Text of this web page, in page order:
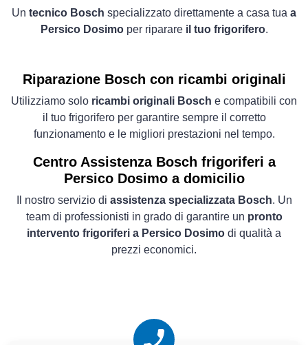
Un tecnico Bosch specializzato direttamente a casa tua a
Persico Dosimoper riparare il tuo frigorifero.
Riparazione Bosch con ricambi originali
Utilizziamo solo ricambi originali Bosch e compatibili con
il tuo frigorifero per garantire sempre il corretto
funzionamento e le migliori prestazioni nel tempo.
Centro Assistenza Bosch frigoriferi a
Persico Dosimo a domicilio
Il nostro servizio di assistenza specializzata Bosch. Un
team di professionisti in grado di garantire un pronto
intervento frigoriferi a Persico Dosimo di qualità a
prezzi economici.